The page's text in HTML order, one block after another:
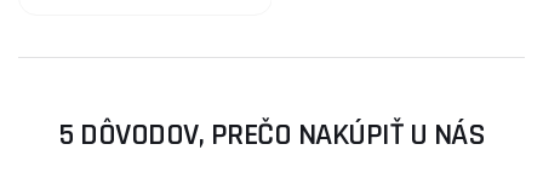
5 DÔVODOV, PREČO NAKÚPIŤ U NÁS